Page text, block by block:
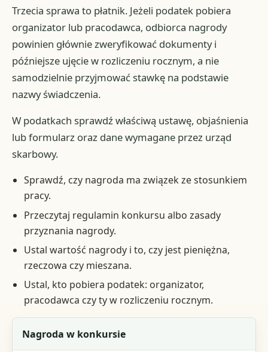
Trzecia sprawa to płatnik. Jeżeli podatek pobiera
organizator lub pracodawca, odbiorca nagrody
powinien głównie zweryfikować dokumenty i
późniejsze ujęcie w rozliczeniu rocznym, a nie
samodzielnie przyjmować stawkę na podstawie
nazwy świadczenia.
W podatkach sprawdź właściwą ustawę, objaśnienia
lub formularz oraz dane wymagane przez urząd
skarbowy.
Sprawdź, czy nagroda ma związek ze stosunkiem
pracy.
Przeczytaj regulamin konkursu albo zasady
przyznania nagrody.
Ustal wartość nagrody i to, czy jest pieniężna,
rzeczowa czy mieszana.
Ustal, kto pobiera podatek: organizator,
pracodawca czy ty w rozliczeniu rocznym.
Sytuacja
Nagroda w konkursie